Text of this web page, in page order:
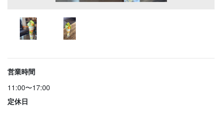
営業時間
11:00〜17:00
定休日